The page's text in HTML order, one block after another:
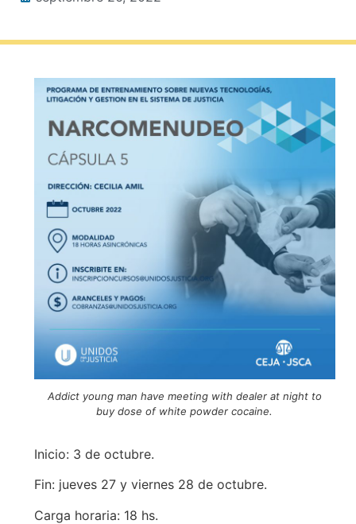
Addict young man have meeting with dealer at night to
buy dose of white powder cocaine.
Inicio: 3 de octubre.
Fin: jueves 27 y viernes 28 de octubre.
Carga horaria: 18 hs.